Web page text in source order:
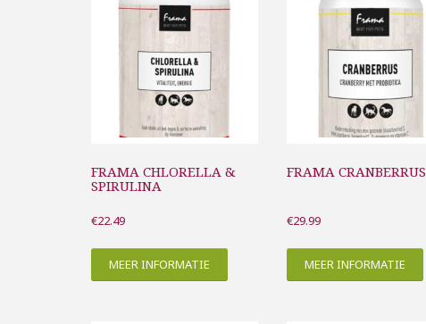
FRAMA CHLORELLA &
SPIRULINA
€22.49
MEER INFORMATIE
FRAMA CRANBERRUS
€29.99
MEER INFORMATIE